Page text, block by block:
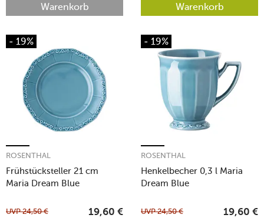
Warenkorb Warenkorb
- 19%
Frühstücksteller 21 cm
Maria Dream Blue
ROSENTHAL
UVP24,50 € 19,60 €
- 19%
Henkelbecher 0,3 l Maria
Dream Blue
ROSENTHAL
UVP24,50 € 19,60 €